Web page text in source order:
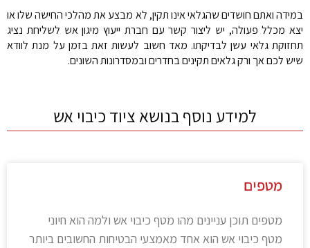
במידה ואתם חושדים שהגלאי אינו תקין, לא מבצע את מהלכי החישה שלו או
יצא מכלל פעולה, יש ליצור קשר עם חברת ייעוץ מיגון אש לשליחת נציג
תחזוקת גלאי עשן לבדיקתו. מאד חשוב לעשות זאת בזמן על מנת לוודא
שיש לכם אך ורק גלאים תקינים בחדרים ובמסדרונות השונים.
למידע נוסף בנושא ציוד כיבוי אש
מטפים
מטפים תוכן עניינים מהו מטף כיבוי אש ולמה הוא חיוני
מטף כיבוי אש הוא אחד מאמצעי הבטיחות החשובים ביותר